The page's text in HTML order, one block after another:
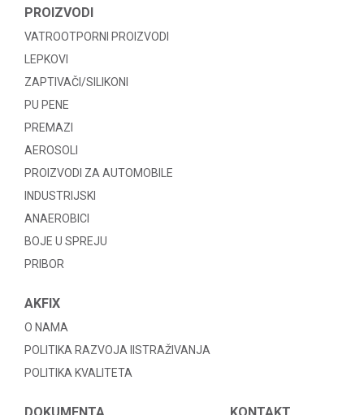
PROIZVODI
VATROOTPORNI PROIZVODI
LEPKOVI
ZAPTIVAČI/SILIKONI
PU PENE
PREMAZI
AEROSOLI
PROIZVODI ZA AUTOMOBILE
INDUSTRIJSKI
ANAEROBICI
BOJE U SPREJU
PRIBOR
AKFIX
O NAMA
POLITIKA RAZVOJA IISTRAŽIVANJA
POLITIKA KVALITETA